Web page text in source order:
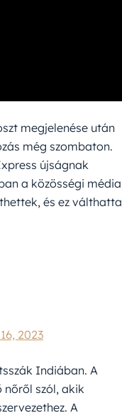
megjelenése után
még szombaton.
újságnak
a közösségi média
és ez válthatta
2023
Indiában. A
nőről szól, akik
A